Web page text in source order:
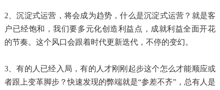
2、沉淀式运营，将会成为趋势，什么是沉淀式运营？就是客
户已经饱和，我们要多元化创造利益点，成就利益全面开花
的节奏。这个风口会跟着时代更新迭代，不停的变幻。
3、有的人已经入局，有的人才刚刚起步这个怎么才能顺应或
者跟上变革脚步？快速发现的弊端就是“参差不齐”，总有人是